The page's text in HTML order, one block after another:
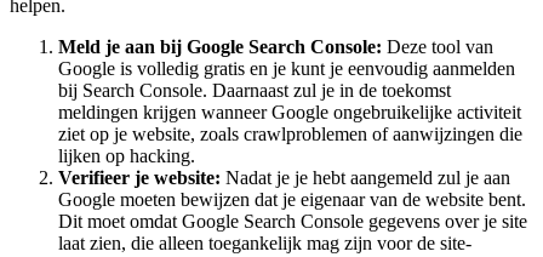
helpen.
Meld je aan bij Google Search Console: Deze tool van
Google is volledig gratis en je kunt je eenvoudig aanmelden
bij Search Console. Daarnaast zul je in de toekomst
meldingen krijgen wanneer Google ongebruikelijke activiteit
ziet op je website, zoals crawlproblemen of aanwijzingen die
lijken op hacking.
Verifieer je website: Nadat je je hebt aangemeld zul je aan
Google moeten bewijzen dat je eigenaar van de website bent.
Dit moet omdat Google Search Console gegevens over je site
laat zien, die alleen toegankelijk mag zijn voor de site-